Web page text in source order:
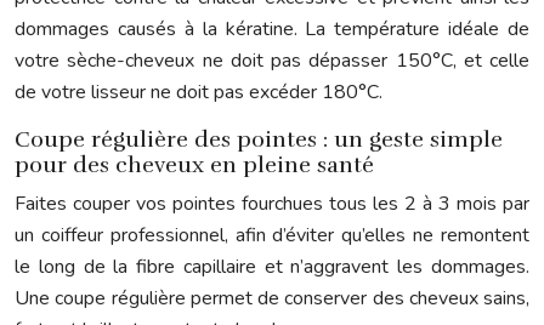
dommages causés à la kératine. La température idéale de
votre sèche-cheveux ne doit pas dépasser 150°C, et celle
de votre lisseur ne doit pas excéder 180°C.
Coupe régulière des pointes : un geste simple
pour des cheveux en pleine santé
Faites couper vos pointes fourchues tous les 2 à 3 mois par
un coiffeur professionnel, afin d’éviter qu’elles ne remontent
le long de la fibre capillaire et n’aggravent les dommages.
Une coupe régulière permet de conserver des cheveux sains,